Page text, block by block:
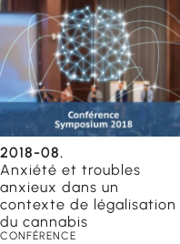
scolaires
2018-08.
Anxiété et troubles
anxieux dans un
contexte de légalisation
du cannabis
CONFÉRENCE